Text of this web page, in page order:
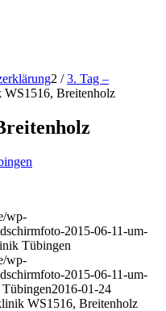
2 / 3. Tag –
Breitenholz
wp-
2015-06-11-um-
Tübingen
wp-
2015-06-11-um-
2016-01-24
WS1516, Breitenholz